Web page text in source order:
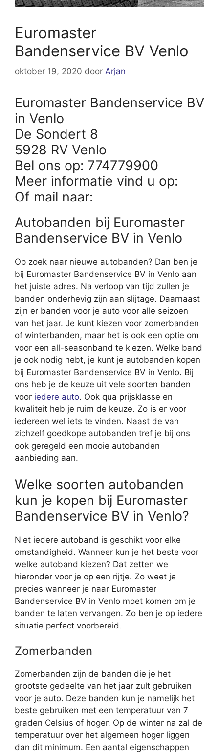
Euromaster
Bandenservice BV Venlo
oktober 19, 2020 door Arjan
Euromaster Bandenservice BV
in Venlo
De Sondert 8
5928 RV Venlo
Bel ons op: 774779900
Meer informatie vind u op:
Of mail naar:
Autobanden bij Euromaster
Bandenservice BV in Venlo
Op zoek naar nieuwe autobanden? Dan ben je
bij Euromaster Bandenservice BV in Venlo aan
het juiste adres. Na verloop van tijd zullen je
banden onderhevig zijn aan slijtage. Daarnaast
zijn er banden voor je auto voor alle seizoen
van het jaar. Je kunt kiezen voor zomerbanden
of winterbanden, maar het is ook een optie om
voor een all-seasonband te kiezen. Welke band
je ook nodig hebt, je kunt je autobanden kopen
bij Euromaster Bandenservice BV in Venlo. Bij
ons heb je de keuze uit vele soorten banden
voor iedere auto. Ook qua prijsklasse en
kwaliteit heb je ruim de keuze. Zo is er voor
iedereen wel iets te vinden. Naast de van
zichzelf goedkope autobanden tref je bij ons
ook geregeld een mooie autobanden
aanbieding aan.
Welke soorten autobanden
kun je kopen bij Euromaster
Bandenservice BV in Venlo?
Niet iedere autoband is geschikt voor elke
omstandigheid. Wanneer kun je het beste voor
welke autoband kiezen? Dat zetten we
hieronder voor je op een rijtje. Zo weet je
precies wanneer je naar Euromaster
Bandenservice BV in Venlo moet komen om je
banden te laten vervangen. Zo ben je op iedere
situatie perfect voorbereid.
Zomerbanden
Zomerbanden zijn de banden die je het
grootste gedeelte van het jaar zult gebruiken
voor je auto. Deze banden kun je namelijk het
beste gebruiken met een temperatuur van 7
graden Celsius of hoger. Op de winter na zal de
temperatuur over het algemeen hoger liggen
dan dit minimum. Een aantal eigenschappen